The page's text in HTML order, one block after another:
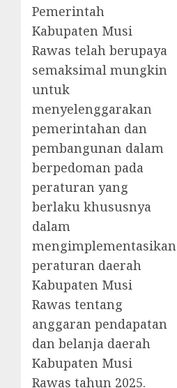
Pemerintah
Kabupaten Musi
Rawas telah berupaya
semaksimal mungkin
untuk
menyelenggarakan
pemerintahan dan
pembangunan dalam
berpedoman pada
peraturan yang
berlaku khususnya
dalam
mengimplementasikan
peraturan daerah
Kabupaten Musi
Rawas tentang
anggaran pendapatan
dan belanja daerah
Kabupaten Musi
Rawas tahun 2025.